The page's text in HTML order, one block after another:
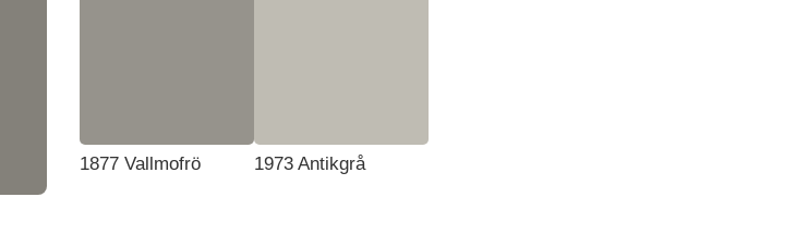
1877 Vallmofrö 1973 Antikgrå